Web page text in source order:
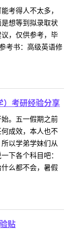
考得人不太多，
想等到拟录取状
，仅供参考，毕
考书：高级英语修
）考研经验分享
。五一假期之前
成效，本人也不
以学弟学妹们从
下各个科目吧：
么都不会，暑假
贴